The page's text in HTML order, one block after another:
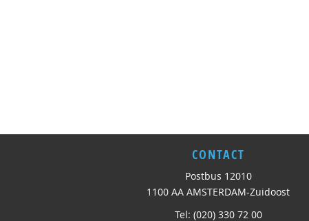
CONTACT
Postbus 12010
1100 AA AMSTERDAM-Zuidoost
Tel: (020) 330 72 00